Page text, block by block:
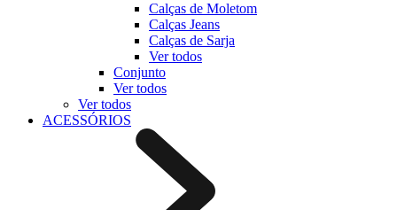
Calças de Moletom
Calças Jeans
Calças de Sarja
Ver todos
Conjunto
Ver todos
Ver todos
ACESSÓRIOS